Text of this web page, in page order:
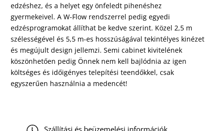
edzéshez, és a helyet egy önfeledt pihenéshez
gyermekeivel. A W-Flow rendszerrel pedig egyedi
edzésprogramokat állíthat be kedve szerint. Közel 2,5 m
szélességével és 5,5 m-es hosszúságával tekintélyes kinézet
és megújult design jellemzi. Semi cabinet kivitelének
köszönhetően pedig Önnek nem kell bajlódnia az igen
költséges és időigényes telepítési teendőkkel, csak
egyszerűen használnia a medencét!